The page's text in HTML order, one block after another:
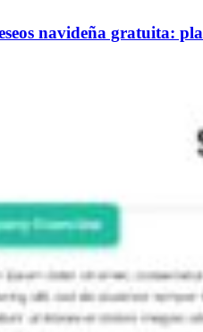
navideña gratuita: